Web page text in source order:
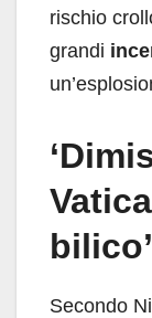
rischio
grandi
bilico’
Secondo